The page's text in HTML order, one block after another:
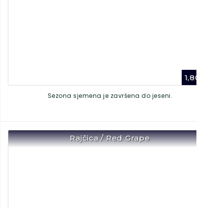
1,80
Sezona sjemena je završena do jeseni.
Rajčica / Red Grape